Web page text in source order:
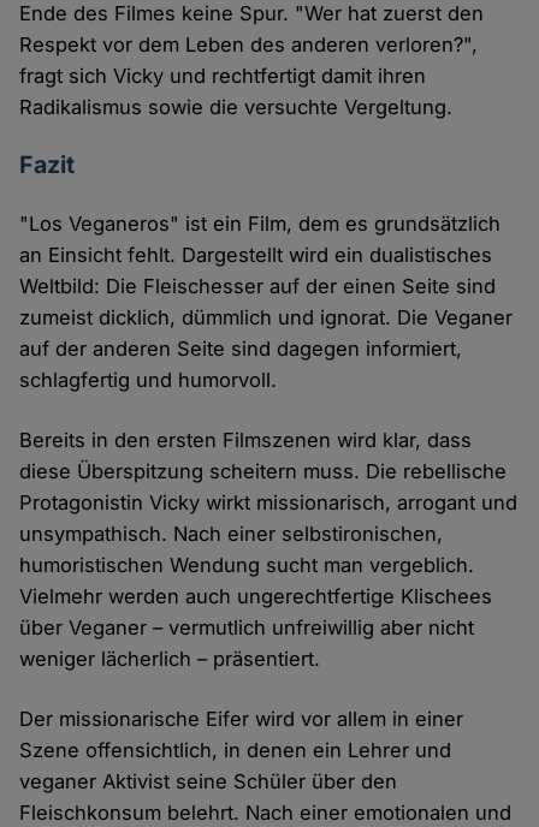
Ende des Filmes keine Spur. "Wer hat zuerst den
Respekt vor dem Leben des anderen verloren?",
fragt sich Vicky und rechtfertigt damit ihren
Radikalismus sowie die versuchte Vergeltung.
Fazit
"Los Veganeros" ist ein Film, dem es grundsätzlich
an Einsicht fehlt. Dargestellt wird ein dualistisches
Weltbild: Die Fleischesser auf der einen Seite sind
zumeist dicklich, dümmlich und ignorat. Die Veganer
auf der anderen Seite sind dagegen informiert,
schlagfertig und humorvoll.
Bereits in den ersten Filmszenen wird klar, dass
diese Überspitzung scheitern muss. Die rebellische
Protagonistin Vicky wirkt missionarisch, arrogant und
unsympathisch. Nach einer selbstironischen,
humoristischen Wendung sucht man vergeblich.
Vielmehr werden auch ungerechtfertige Klischees
über Veganer – vermutlich unfreiwillig aber nicht
weniger lächerlich – präsentiert.
Der missionarische Eifer wird vor allem in einer
Szene offensichtlich, in denen ein Lehrer und
veganer Aktivist seine Schüler über den
Fleischkonsum belehrt. Nach einer emotionalen und